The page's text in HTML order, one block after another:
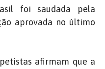
foi saudada pela
aprovada no último
afirmam que a